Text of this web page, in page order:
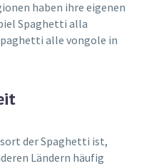
haben ihre eigenen
Spaghetti alla
alle vongole in
der Spaghetti ist,
Ländern häufig